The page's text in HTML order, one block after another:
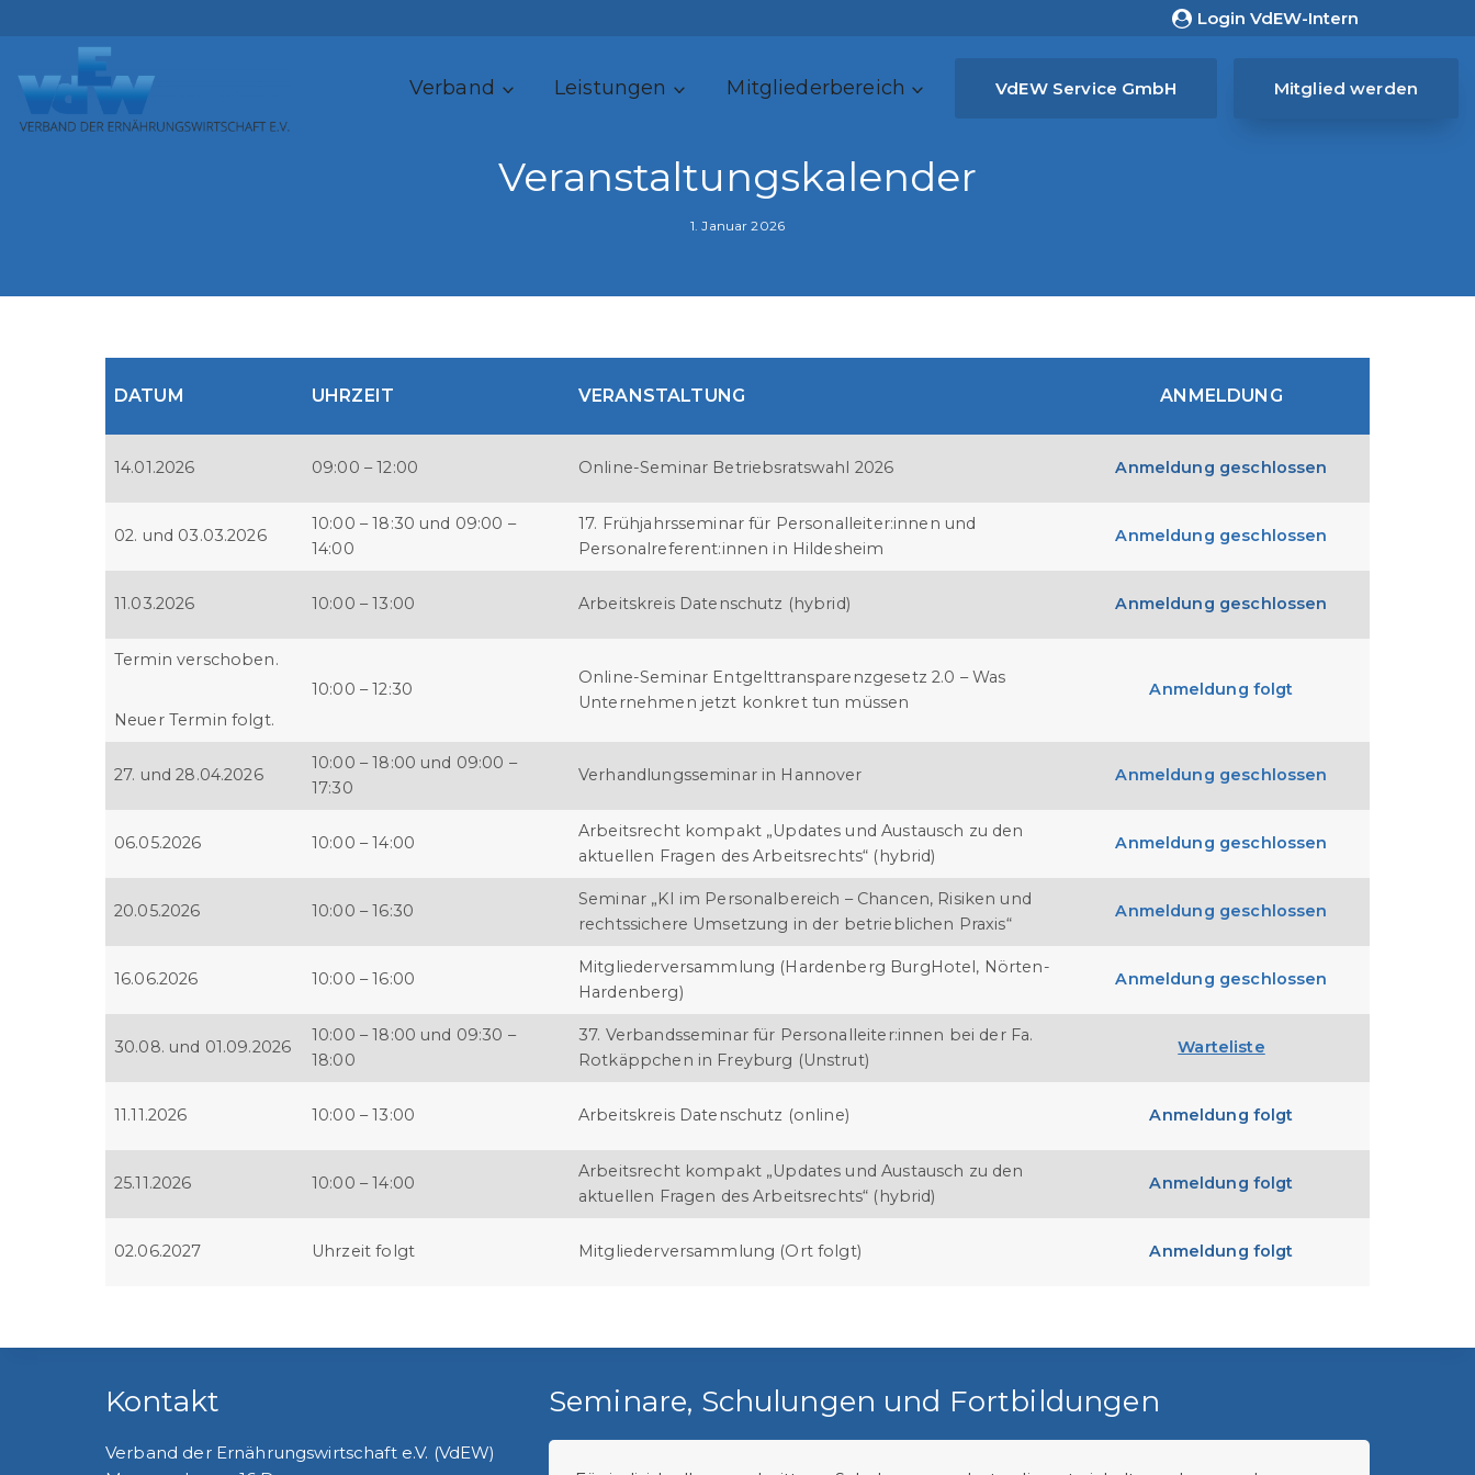
Login VdEW-Intern
Verband Leistungen Mitgliederbereich VdEW Service GmbH Mitglied werden
Veranstaltungskalender
1. Januar 2026
DATUM UHRZEIT VERANSTALTUNG ANMELDUNG
14.01.2026 09:00 – 12:00 Online-Seminar Betriebsratswahl 2026 Anmeldung geschlossen
02. und 03.03.2026
10:00 – 18:30 und 09:00 –
14:00
17. Frühjahrsseminar für Personalleiter:innen und
Personalreferent:innen in Hildesheim
Anmeldung geschlossen
11.03.2026 10:00 – 13:00 Arbeitskreis Datenschutz (hybrid) Anmeldung geschlossen
Termin verschoben.
Neuer Termin folgt.
10:00 – 12:30
Online-Seminar Entgelttransparenzgesetz 2.0 – Was
Unternehmen jetzt konkret tun müssen
Anmeldung folgt
27. und 28.04.2026
10:00 – 18:00 und 09:00 –
17:30
Verhandlungsseminar in Hannover Anmeldung geschlossen
06.05.2026 10:00 – 14:00
Arbeitsrecht kompakt „Updates und Austausch zu den
aktuellen Fragen des Arbeitsrechts“ (hybrid)
Anmeldung geschlossen
20.05.2026 10:00 – 16:30
Seminar „KI im Personalbereich – Chancen, Risiken und
rechtssichere Umsetzung in der betrieblichen Praxis“
Anmeldung geschlossen
16.06.2026 10:00 – 16:00
Mitgliederversammlung (Hardenberg BurgHotel, Nörten-
Hardenberg)
Anmeldung geschlossen
30.08. und 01.09.2026
10:00 – 18:00 und 09:30 –
18:00
37. Verbandsseminar für Personalleiter:innen bei der Fa.
Rotkäppchen in Freyburg (Unstrut)
Warteliste
11.11.2026 10:00 – 13:00 Arbeitskreis Datenschutz (online) Anmeldung folgt
25.11.2026 10:00 – 14:00
Arbeitsrecht kompakt „Updates und Austausch zu den
aktuellen Fragen des Arbeitsrechts“ (hybrid)
Anmeldung folgt
02.06.2027 Uhrzeit folgt Mitgliederversammlung (Ort folgt) Anmeldung folgt
Kontakt
Verband der Ernährungswirtschaft e.V. (VdEW)
Seminare, Schulungen und Fortbildungen